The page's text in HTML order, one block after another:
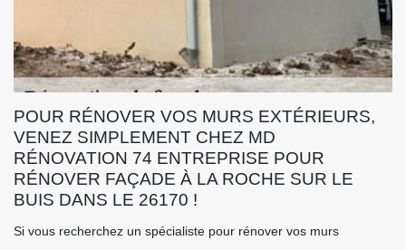
POUR RÉNOVER VOS MURS EXTÉRIEURS,
VENEZ SIMPLEMENT CHEZ MD
RÉNOVATION 74 ENTREPRISE POUR
RÉNOVER FAÇADE À LA ROCHE SUR LE
BUIS DANS LE 26170 !
Si vous recherchez un spécialiste pour rénover vos murs